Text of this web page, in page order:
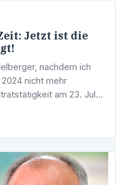
Jetzt ist die
nachdem ich
nicht mehr
am 23. Juli